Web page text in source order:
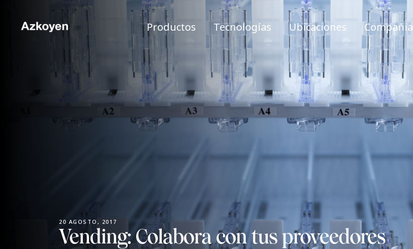
Productos Tecnologías Ubicaciones Compañia
20 AGOSTO, 2017
Vending: Colabora con tus proveedores